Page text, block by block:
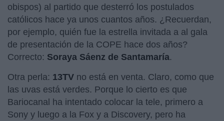
obispos) al partido que desterró los postulados
católicos hace ya unos cuantos años. ¿Recuerdan,
por ejemplo, quién fue la estrella invitada a al gala
de presentación de la COPE hace dos años?
Correcto: Soraya Sáenz de Santamaría.
Otra perla: 13TV no está en venta. Claro, como que
las uvas está verdes. Porque lo cierto es que
Bariocanal ha intentado colocar la tele, primero a
Sony y luego a la Fox y a Discovery, pero ha